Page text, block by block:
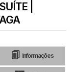
|
Informações